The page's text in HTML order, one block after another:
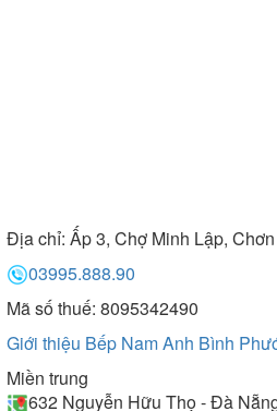
Địa chỉ: Ấp 3, Chợ Minh Lập,
03995.888.90
Mã số thuế: 8095342490
Giới thiệu Bếp Nam Anh Bình
Miền trung
632 Nguyễn Hữu Thọ - Đà